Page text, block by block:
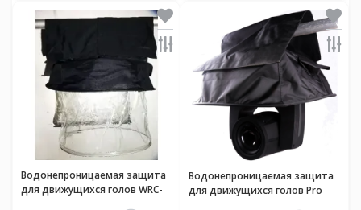
Водонепроницаемая защита
для движущихся голов WRC-
Водонепроницаемая защита
для движущихся голов Pro